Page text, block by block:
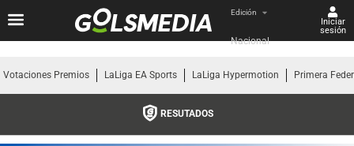
Edición
Nacional
Iniciar
sesión
Votaciones Premios LaLiga EA Sports LaLiga Hypermotion Primera
RESUTADOS